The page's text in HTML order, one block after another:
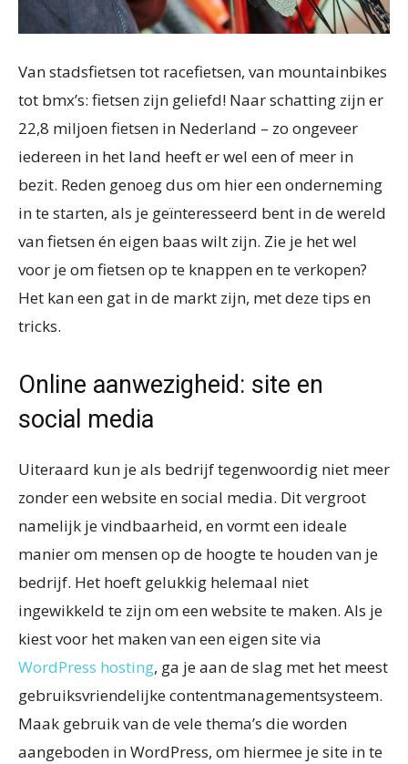
Van stadsfietsen tot racefietsen, van mountainbikes
tot bmx’s: fietsen zijn geliefd! Naar schatting zijn er
22,8 miljoen fietsen in Nederland – zo ongeveer
iedereen in het land heeft er wel een of meer in
bezit. Reden genoeg dus om hier een onderneming
in te starten, als je geïnteresseerd bent in de wereld
van fietsen én eigen baas wilt zijn. Zie je het wel
voor je om fietsen op te knappen en te verkopen?
Het kan een gat in de markt zijn, met deze tips en
tricks.
Online aanwezigheid: site en
social media
Uiteraard kun je als bedrijf tegenwoordig niet meer
zonder een website en social media. Dit vergroot
namelijk je vindbaarheid, en vormt een ideale
manier om mensen op de hoogte te houden van je
bedrijf. Het hoeft gelukkig helemaal niet
ingewikkeld te zijn om een website te maken. Als je
kiest voor het maken van een eigen site via
WordPress hosting, ga je aan de slag met het meest
gebruiksvriendelijke contentmanagementsysteem.
Maak gebruik van de vele thema’s die worden
aangeboden in WordPress, om hiermee je site in te